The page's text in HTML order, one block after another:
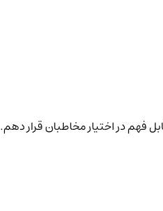
فهم در اختیار مخاطبان قرار دهم.